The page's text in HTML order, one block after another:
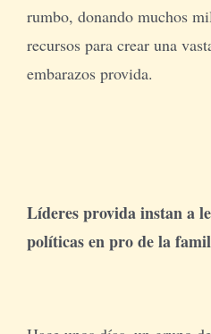
rumbo, donando muchos
recursos para crear una
embarazos provida.
Líderes provida instan a
políticas en pro de la